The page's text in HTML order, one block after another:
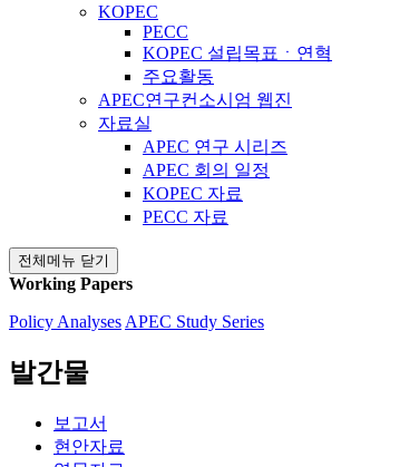
KOPEC
PECC
KOPEC 설립목표ㆍ연혁
주요활동
APEC연구컨소시엄 웹진
자료실
APEC 연구 시리즈
APEC 회의 일정
KOPEC 자료
PECC 자료
전체메뉴 닫기
Working Papers
Policy Analyses APEC Study Series
발간물
보고서
현안자료